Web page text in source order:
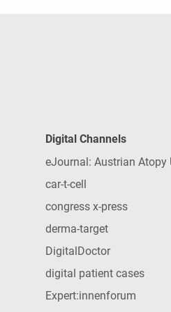
Digital Channels
eJournal: Austrian Atopy
car-t-cell
congress x-press
derma-target
DigitalDoctor
digital patient cases
Expert:innenforum